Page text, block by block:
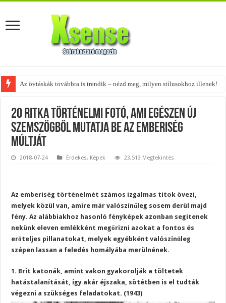
Az övtáskák továbbra is trendik – nézd meg, milyen stílusokhoz illenek!
20 ritka történelmi fotó, ami egészen új
szemszögből mutatja be az emberiség
múltját
2018-07-24 Érdekes, Képek 23,513 Megtekintés
Az emberiség történelmét számos izgalmas titok övezi,
melyek közül van, amire már valószínűleg sosem derül majd
fény. Az alábbiakhoz hasonló fényképek azonban segítenek
nekünk eleven emlékként megőrizni azokat a fontos és
erőteljes pillanatokat, melyek egyébként valószínűleg
szépen lassan a feledés homályába merülnének.
1. Brit katonák, amint vakon gyakorolják a töltetek
hatástalanítását, így akár éjszaka, sötétben is el tudták
végezni a szükséges feladatokat. (1943)